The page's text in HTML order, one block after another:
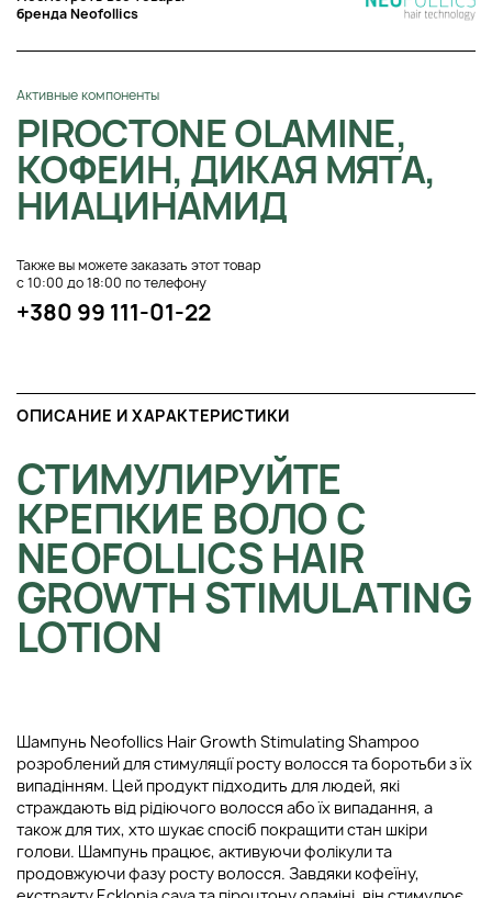
бренда Neofollics
Активные компоненты
PIROCTONE OLAMINE,
КОФЕИН, ДИКАЯ МЯТА,
НИАЦИНАМИД
Также вы можете заказать этот товар
с 10:00 до 18:00 по телефону
+380 99 111-01-22
ОПИСАНИЕ И ХАРАКТЕРИСТИКИ
СТИМУЛИРУЙТЕ
КРЕПКИЕ ВОЛО С
NEOFOLLICS HAIR
GROWTH STIMULATING
LOTION
Шампунь Neofollics Hair Growth Stimulating Shampoo
розроблений для стимуляції росту волосся та боротьби з їх
випадінням. Цей продукт підходить для людей, які
страждають від рідіючого волосся або їх випадання, а
також для тих, хто шукає спосіб покращити стан шкіри
голови. Шампунь працює, активуючи фолікули та
продовжуючи фазу росту волосся. Завдяки кофеїну,